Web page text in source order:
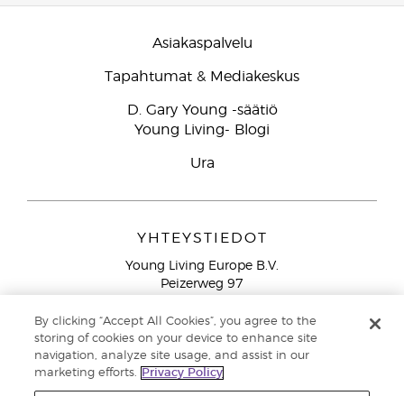
Asiakaspalvelu
Tapahtumat & Mediakeskus
D. Gary Young -säätiö
Young Living- Blogi
Ura
YHTEYSTIEDOT
Young Living Europe B.V.
Peizerweg 97
Netherlands
Ilmainen yhteydenotto lankanumeroista Suomesta
913 239
Email: asiakaspalvelu@youngliving.com
By clicking “Accept All Cookies”, you agree to the
storing of cookies on your device to enhance site
navigation, analyze site usage, and assist in our
marketing efforts.
Privacy Policy